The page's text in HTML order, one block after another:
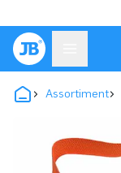
Assortiment